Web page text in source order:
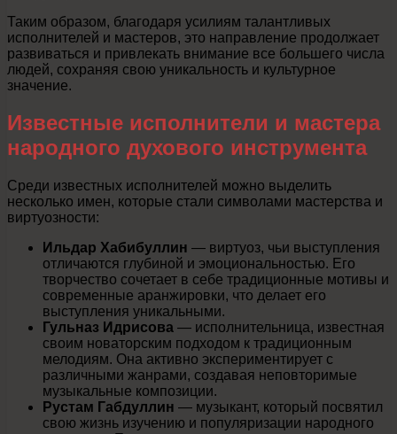
Таким образом, благодаря усилиям талантливых
исполнителей и мастеров, это направление продолжает
развиваться и привлекать внимание все большего числа
людей, сохраняя свою уникальность и культурное
значение.
Известные исполнители и мастера
народного духового инструмента
Среди известных исполнителей можно выделить
несколько имен, которые стали символами мастерства и
виртуозности:
Ильдар Хабибуллин — виртуоз, чьи выступления
отличаются глубиной и эмоциональностью. Его
творчество сочетает в себе традиционные мотивы и
современные аранжировки, что делает его
выступления уникальными.
Гульназ Идрисова — исполнительница, известная
своим новаторским подходом к традиционным
мелодиям. Она активно экспериментирует с
различными жанрами, создавая неповторимые
музыкальные композиции.
Рустам Габдуллин — музыкант, который посвятил
свою жизнь изучению и популяризации народного